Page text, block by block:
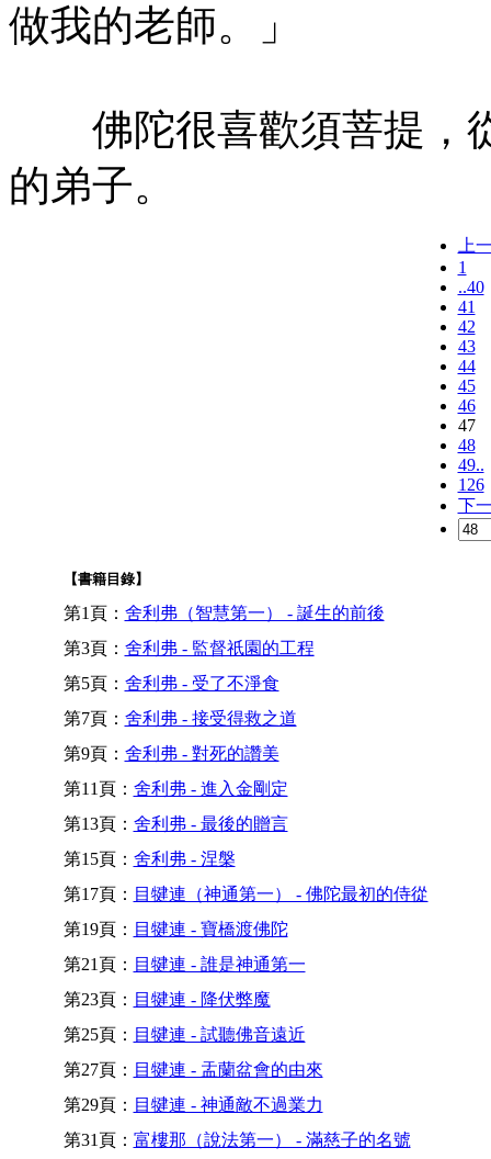
做我的老師。」
佛陀很喜歡須菩提，
的弟子。
上
1
..40
41
42
43
44
45
46
47
48
49..
126
下
【書籍目錄】
第1頁： 舍利弗（智慧第一） - 誕生的前後
第3頁： 舍利弗 - 監督祇園的工程
第5頁： 舍利弗 - 受了不淨食
第7頁： 舍利弗 - 接受得救之道
第9頁： 舍利弗 - 對死的讚美
第11頁： 舍利弗 - 進入金剛定
第13頁： 舍利弗 - 最後的贈言
第15頁： 舍利弗 - 涅槃
第17頁： 目犍連（神通第一） - 佛陀最初的侍從
第19頁： 目犍連 - 寶橋渡佛陀
第21頁： 目犍連 - 誰是神通第一
第23頁： 目犍連 - 降伏弊魔
第25頁： 目犍連 - 試聽佛音遠近
第27頁： 目犍連 - 盂蘭盆會的由來
第29頁： 目犍連 - 神通敵不過業力
第31頁： 富樓那（說法第一） - 滿慈子的名號